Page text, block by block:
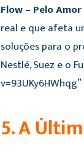
Flow – Pelo
real e que afeta
soluções para o
Nestlé, Suez e o
5. A